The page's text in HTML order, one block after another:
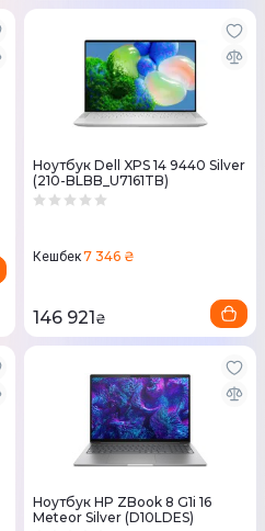
Ноутбук Dell XPS 14 9440 Silver
(210-BLBB_U7161TB)
Кешбек7 346 ₴
146 921₴
Ноутбук HP ZBook 8 G1i 16
Meteor Silver (D10LDES)